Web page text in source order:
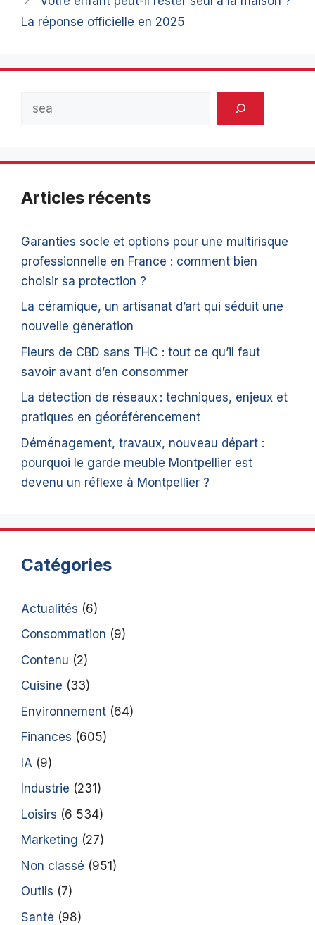
La réponse officielle en 2025
Articles récents
Garanties socle et options pour une multirisque
professionnelle en France : comment bien
choisir sa protection ?
La céramique, un artisanat d’art qui séduit une
nouvelle génération
Fleurs de CBD sans THC : tout ce qu’il faut
savoir avant d’en consommer
La détection de réseaux : techniques, enjeux et
pratiques en géoréférencement
Déménagement, travaux, nouveau départ :
pourquoi le garde meuble Montpellier est
devenu un réflexe à Montpellier ?
Catégories
Actualités (6)
Consommation (9)
Contenu (2)
Cuisine (33)
Environnement (64)
Finances (605)
IA (9)
Industrie (231)
Loisirs (6 534)
Marketing (27)
Non classé (951)
Outils (7)
Santé (98)